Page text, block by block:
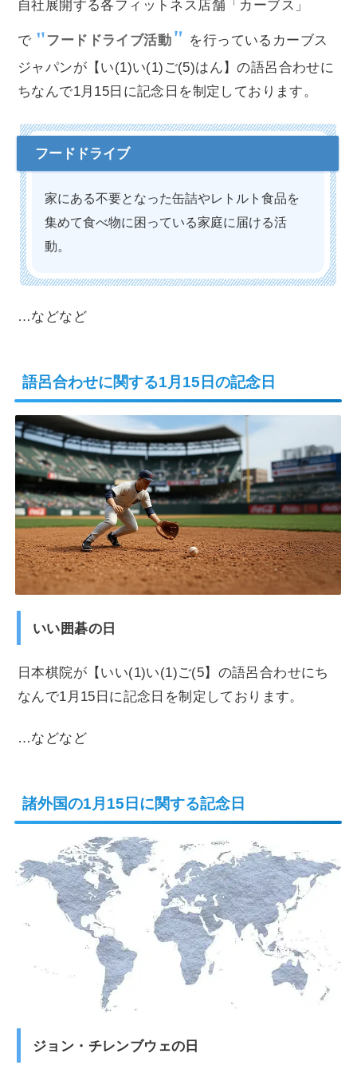
自社展開する各フィットネス店舗「カーブス」
で フードドライブ活動
を行っているカーブス
ジャパンが【い(1)い(1)ご(5)はん】の語呂合わせに
ちなんで1月15日に記念日を制定しております。
家にある不要となった缶詰やレトルト食品を
集めて食べ物に困っている家庭に届ける活
動。
…などなど
語呂合わせに関する1月15日の記念日
いい囲碁の日
日本棋院が【いい(1)い(1)ご(5】の語呂合わせにち
なんで1月15日に記念日を制定しております。
…などなど
諸外国の1月15日に関する記念日
ジョン・チレンブウェの日